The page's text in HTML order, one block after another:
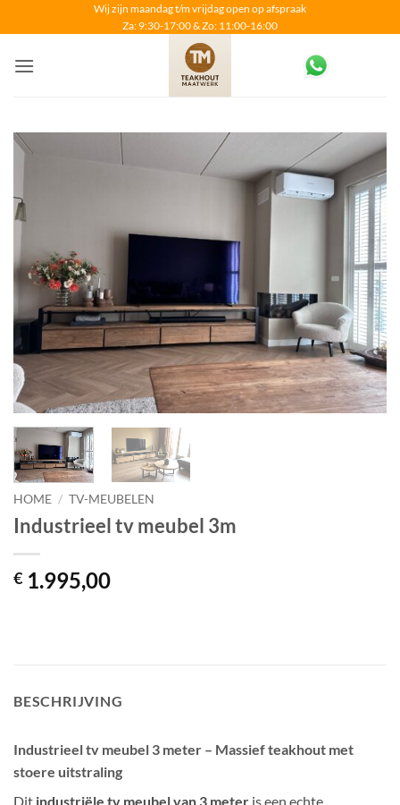
naar
Wij zijn maandag t/m vrijdag open op afspraak
Za: 9:30-17:00 & Zo: 11:00-16:00
HOME / TV-MEUBELEN
Industrieel tv meubel 3m
€ 1.995,00
BESCHRIJVING
Industrieel tv meubel 3 meter – Massief teakhout met
stoere uitstraling
Dit industriële tv meubel van 3 meter is een echte